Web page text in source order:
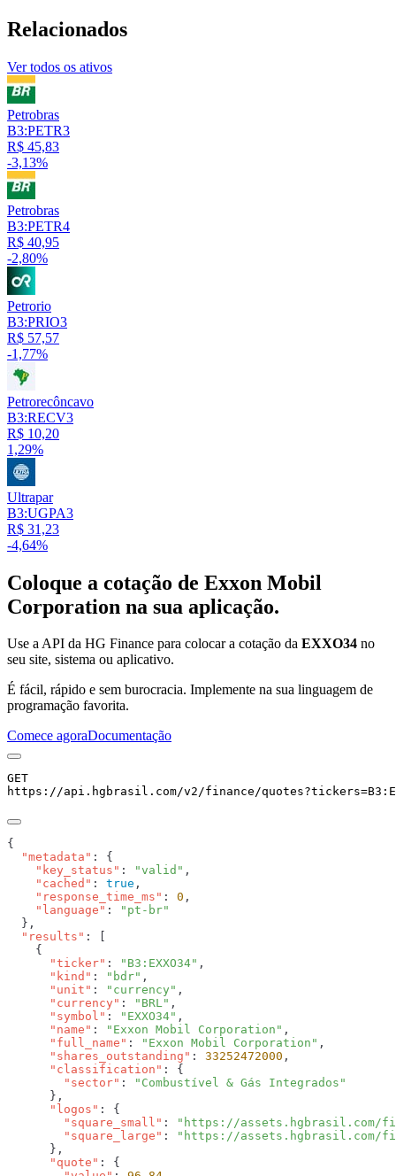
Relacionados
Ver todos os ativos
Petrobras
B3:PETR3
R$ 45,83
-3,13%
Petrobras
B3:PETR4
R$ 40,95
-2,80%
Petrorio
B3:PRIO3
R$ 57,57
-1,77%
Petrorecôncavo
B3:RECV3
R$ 10,20
1,29%
Ultrapar
B3:UGPA3
R$ 31,23
-4,64%
Coloque a cotação de Exxon Mobil
Corporation na sua aplicação.
Use a API da HG Finance para colocar a cotação da EXXO34 no
seu site, sistema ou aplicativo.
É fácil, rápido e sem burocracia. Implemente na sua linguagem de
programação favorita.
Comece agoraDocumentação
GET
https://api.hgbrasil.com/v2/finance/quotes?tickers=
  "metadata"
    "key_status"
: "valid"
    "cached"
: true
    "response_time_ms"
: 0
    "language"
:
  "results"
      "ticker"
: "B3:EXXO34"
      "kind"
: "bdr"
      "unit"
: "currency"
      "currency"
: "BRL"
      "symbol"
: "EXXO34"
      "name"
: "Exxon Mobil Corporation"
      "full_name"
: "Exxon Mobil Corporation"
      "shares_outstanding"
: 33252472000
      "classification"
        "sector"
:
      "logos"
        "square_small"
:
"https://assets.hgbrasil.com/
        "square_large"
:
      "quote"